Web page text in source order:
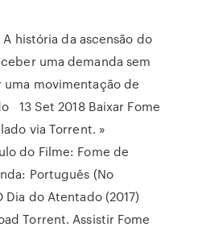
história da ascensão do
uma demanda sem
movimentação de
13 Set 2018 Baixar Fome
via Torrent. »
do Filme: Fome de
Português (No
do Atentado (2017)
Torrent. Assistir Fome